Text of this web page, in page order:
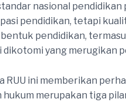
nasional
pendidikan, tetapi
pendidikan,
yang merugikan
RUU ini memberikan
hukum merupakan tiga